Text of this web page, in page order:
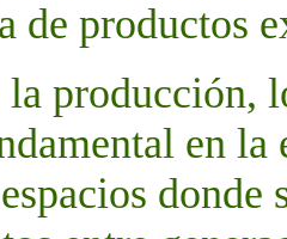
de productos
producción,
en